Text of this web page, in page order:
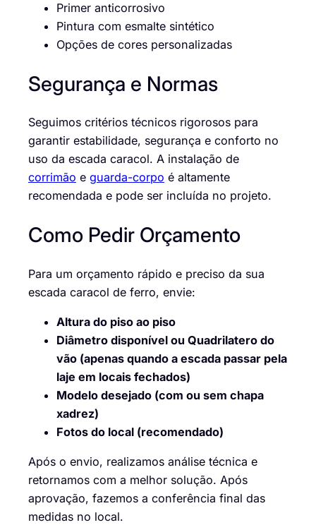
Primer anticorrosivo
Pintura com esmalte sintético
Opções de cores personalizadas
Segurança e Normas
Seguimos critérios técnicos rigorosos para
garantir estabilidade, segurança e conforto no
uso da escada caracol. A instalação de
corrimão e guarda-corpo é altamente
recomendada e pode ser incluída no projeto.
Como Pedir Orçamento
Para um orçamento rápido e preciso da sua
escada caracol de ferro, envie:
Altura do piso ao piso
Diâmetro disponível ou Quadrilatero do
vão (apenas quando a escada passar pela
laje em locais fechados)
Modelo desejado (com ou sem chapa
xadrez)
Fotos do local (recomendado)
Após o envio, realizamos análise técnica e
retornamos com a melhor solução. Após
aprovação, fazemos a conferência final das
medidas no local.